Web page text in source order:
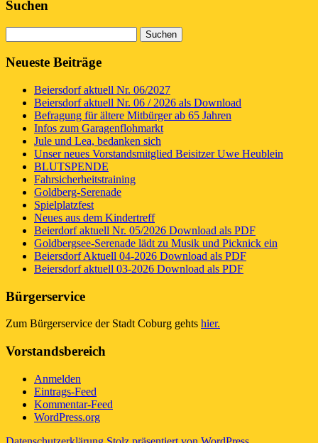
Suchen
nach:
Neueste Beiträge
Beiersdorf aktuell Nr. 06/2027
Beiersdorf aktuell Nr. 06 / 2026 als Download
Befragung für ältere Mitbürger ab 65 Jahren
Infos zum Garagenflohmarkt
Jule und Lea, bedanken sich
Unser neues Vorstandsmitglied Beisitzer Uwe Heublein
BLUTSPENDE
Fahrsicherheitstraining
Goldberg-Serenade
Spielplatzfest
Neues aus dem Kindertreff
Beierdorf aktuell Nr. 05/2026 Download als PDF
Goldbergsee-Serenade lädt zu Musik und Picknick ein
Beiersdorf Aktuell 04-2026 Download als PDF
Beiersdorf aktuell 03-2026 Download als PDF
Bürgerservice
Zum Bürgerservice der Stadt Coburg gehts hier.
Vorstandsbereich
Anmelden
Eintrags-Feed
Kommentar-Feed
WordPress.org